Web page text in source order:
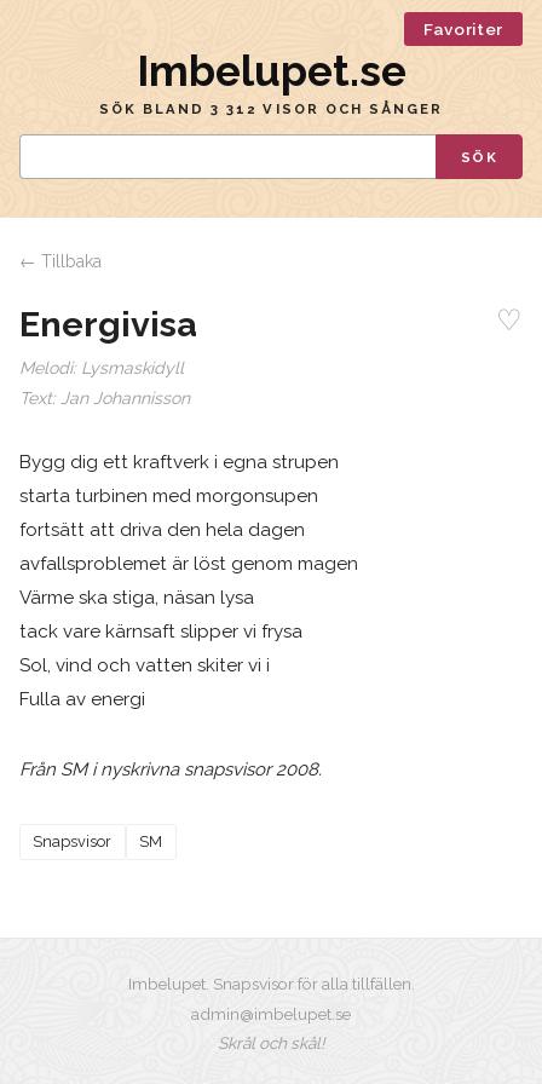
Favoriter
Imbelupet.se
SÖK BLAND 3 312 VISOR OCH SÅNGER
SÖK
← Tillbaka
Energivisa ♡
Melodi: Lysmaskidyll
Text: Jan Johannisson
Bygg dig ett kraftverk i egna strupen
starta turbinen med morgonsupen
fortsätt att driva den hela dagen
avfallsproblemet är löst genom magen
Värme ska stiga, näsan lysa
tack vare kärnsaft slipper vi frysa
Sol, vind och vatten skiter vi i
Fulla av energi
Från SM i nyskrivna snapsvisor 2008.
Snapsvisor SM
Imbelupet. Snapsvisor för alla tillfällen.
admin@imbelupet.se
Skrål och skål!